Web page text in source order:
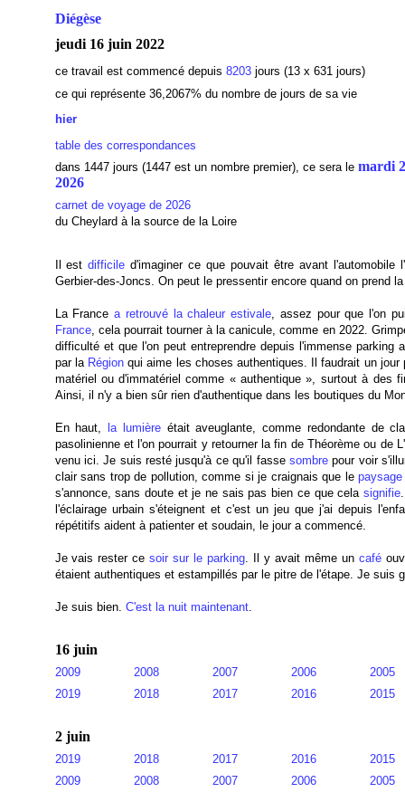
Diégèse
jeudi 16 juin 2022
ce travail est commencé depuis 8203jours (13 x 631 jours)
ce qui représente 36,2067% du nombre de jours de sa vie
hier
table des correspondances
dans 1447 jours (1447 est un nombre premier), ce sera le mardi
2026
carnet de voyage de 2026
du Cheylard à la source de la Loire
Il estdifficile d'imaginer ce que pouvait être avant
Gerbier-des-Joncs. On peut le pressentir encore quand on prend
La France a retrouvé la chaleur estivale, assez pour que l'on
France, cela pourrait tourner à la canicule, comme en 2022.
difficulté et que l'on peut entreprendre depuis l'immense
par la Régionqui aime les choses authentiques. Il faudrait un jour
matériel ou d'immatériel comme « authentique », surtout à des
Ainsi, il n'y a bien sûr rien d'authentique dans les boutiques du
En haut, la lumièreétait aveuglante, comme redondante de
pasolinienne et l'on pourrait y retourner la fin de Théorème ou de
venu ici. Je suis resté jusqu'à ce qu'il fasse sombrepour voir
clair sans trop de pollution, comme si je craignais que le paysage
s'annonce, sans doute et je ne sais pas bien ce que cela signifie
l'éclairage urbain s'éteignent et c'est un jeu que j'ai depuis
répétitifs aident à patienter et soudain, le jour a commencé.
Je vais rester cesoir sur le parking. Il y avait même un café
étaient authentiques et estampillés par le pitre de l'étape. Je suis
Je suis bien. C'est la nuit maintenant.
16 juin
2009 2008 2007 2006
2005
2019
2018 2017 2016 2015
2 juin
2019 2018 2017 2016
2015
2009
2008 2007 2006 2005